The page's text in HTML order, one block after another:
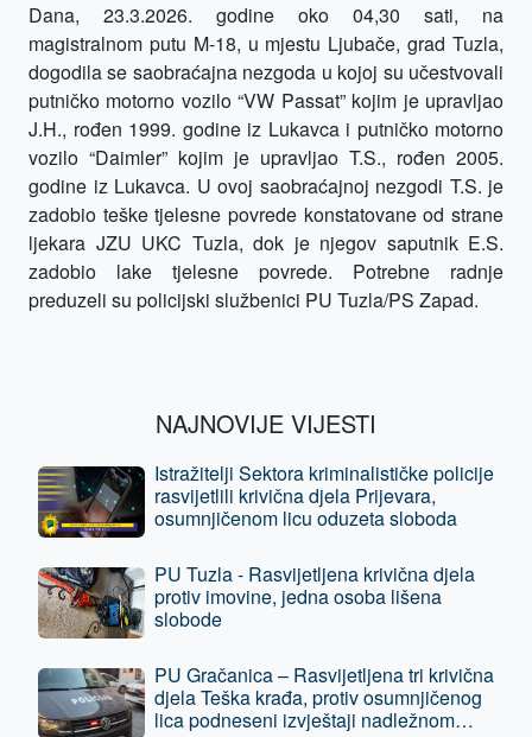
Dana, 23.3.2026. godine oko 04,30 sati, na
magistralnom putu M-18, u mjestu Ljubače, grad Tuzla,
dogodila se saobraćajna nezgoda u kojoj su učestvovali
putničko motorno vozilo “VW Passat” kojim je upravljao
J.H., rođen 1999. godine iz Lukavca i putničko motorno
vozilo “Daimler” kojim je upravljao T.S., rođen 2005.
godine iz Lukavca. U ovoj saobraćajnoj nezgodi T.S. je
zadobio teške tjelesne povrede konstatovane od strane
ljekara JZU UKC Tuzla, dok je njegov saputnik E.S.
zadobio lake tjelesne povrede. Potrebne radnje
preduzeli su policijski službenici PU Tuzla/PS Zapad.
NAJNOVIJE VIJESTI
Istražitelji Sektora kriminalističke policije
rasvijetlili krivična djela Prijevara,
osumnjičenom licu oduzeta sloboda
PU Tuzla - Rasvijetljena krivična djela
protiv imovine, jedna osoba lišena
slobode
PU Gračanica – Rasvijetljena tri krivična
djela Teška krađa, protiv osumnjičenog
lica podneseni izvještaji nadležnom